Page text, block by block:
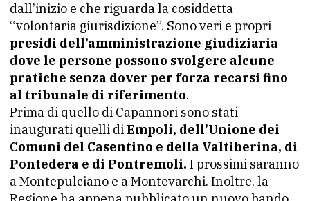
dall’inizio e che riguarda la cosiddetta
“volontaria giurisdizione”. Sono veri e propri
presidi dell’amministrazione giudiziaria
dove le persone possono svolgere alcune
pratiche senza dover per forza recarsi fino
al tribunale di riferimento.
Prima di quello di Capannori sono stati
inaugurati quelli diEmpoli, dell’Unione dei
Comuni del Casentino e della Valtiberina, di
Pontedera e di Pontremoli. I prossimi saranno
a Montepulciano e a Montevarchi. Inoltre, la